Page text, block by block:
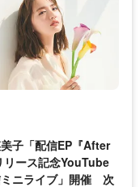
子「配信EP『After
リース記念YouTube
ニライブ」開催 次